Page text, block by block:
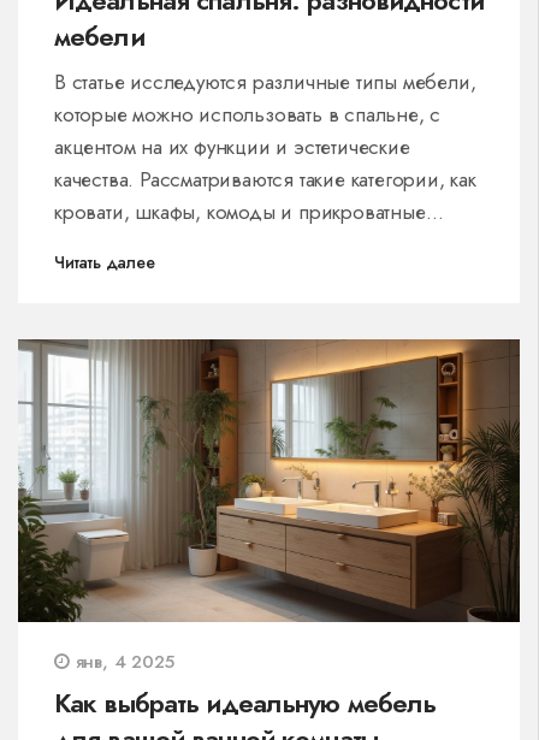
мебели
В статье исследуются различные типы мебели,
которые можно использовать в спальне, с
акцентом на их функции и эстетические
качества. Рассматриваются такие категории, как
кровати, шкафы, комоды и прикроватные
по выбору мебели, подходящей к
Здесь приведены практические рекомендации
по созданию уюта и гармонии в спальне.
Уделяется внимание как классическим
решениям, так и современным тенденциям в
дизайне.
Читать далее
янв, 4 2025
Как выбрать идеальную мебель